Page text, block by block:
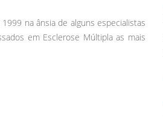
na ânsia de alguns especialistas
em Esclerose Múltipla as mais